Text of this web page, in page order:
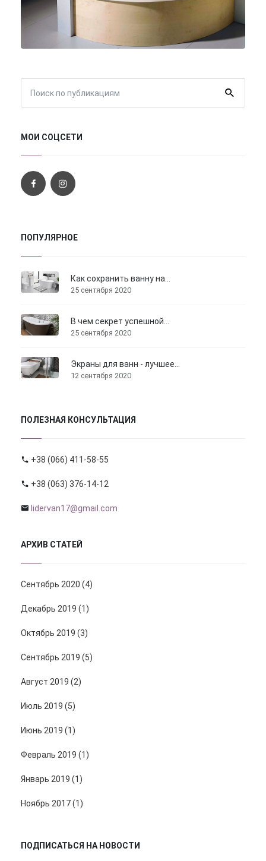
МОИ СОЦСЕТИ
ПОПУЛЯРНОЕ
Как сохранить ванну на...
25 сентября 2020
В чем секрет успешной...
25 сентября 2020
Экраны для ванн - лучшее...
12 сентября 2020
ПОЛЕЗНАЯ КОНСУЛЬТАЦИЯ
+38 (066) 411-58-55
+38 (063) 376-14-12
lidervan17@gmail.com
АРХИВ СТАТЕЙ
Сентябрь 2020 (4)
Декабрь 2019 (1)
Октябрь 2019 (3)
Сентябрь 2019 (5)
Август 2019 (2)
Июль 2019 (5)
Июнь 2019 (1)
Февраль 2019 (1)
Январь 2019 (1)
Ноябрь 2017 (1)
ПОДПИСАТЬСЯ НА НОВОСТИ